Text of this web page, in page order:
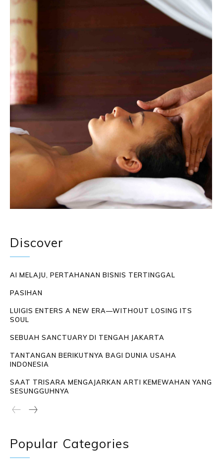
Discover
AI MELAJU, PERTAHANAN BISNIS TERTINGGAL
PASIHAN
LUIGIS ENTERS A NEW ERA—WITHOUT LOSING ITS
SOUL
SEBUAH SANCTUARY DI TENGAH JAKARTA
TANTANGAN BERIKUTNYA BAGI DUNIA USAHA
INDONESIA
SAAT TRISARA MENGAJARKAN ARTI KEMEWAHAN YANG
SESUNGGUHNYA
Popular Categories